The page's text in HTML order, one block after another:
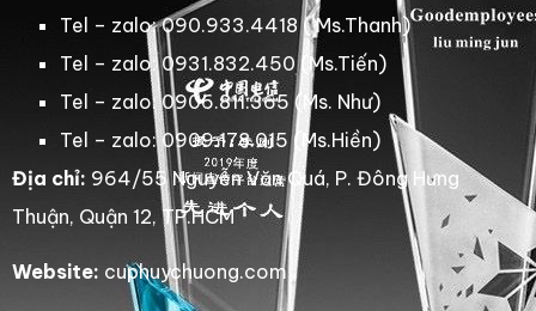
Tel – zalo: 090.933.4418 ( Ms.Thanh)
Tel – zalo: 0931.832.450 (Ms.Tiến)
Tel – zalo: 0906.811.365 (Ms. Như)
Tel – zalo: 0909.178.015 (Ms.Hiền)
Địa chỉ: 964/55 Nguyễn Văn Quá, P. Đông Hưng
Thuận, Quận 12, TP.HCM
Website: cuphuychuong.com